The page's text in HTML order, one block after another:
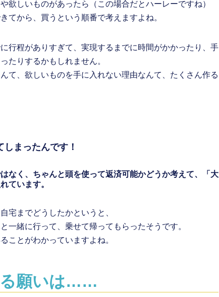
欲しいものがあったら（この場合だとハーレーですね）
てから、買うという順番で考えますよね。
行程がありすぎて、実現するまでに時間がかかったり、手
たりするかもしれません。
て、欲しいものを手に入れない理由なんて、たくさん作る
まったんです！
なく、ちゃんと頭を使って返済可能かどうか考えて、「大
ています。
宅までどうしたかというと、
一緒に行って、乗せて帰ってもらったそうです。
ことがわかっていますよね。
る願いは……